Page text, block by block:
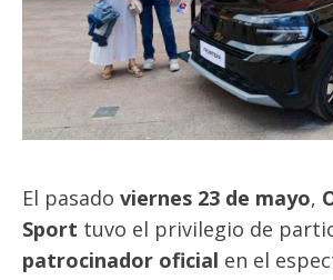
El pasado viernes 23 de mayo,
Sport tuvo el privilegio de
patrocinador oficial en el